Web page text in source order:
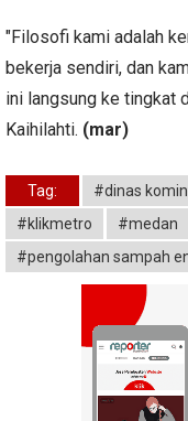
​"Filosofi kami adalah
bekerja sendiri, dan
ini langsung ke tingkat
Kaihilahti. (mar)
Tag: #dinas
#klikmetro
#medan
#pengolahan sampah